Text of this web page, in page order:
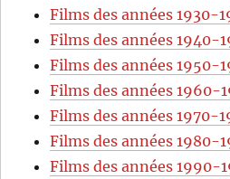
Films des années 1930-
Films des années 1940-
Films des années 1950-
Films des années 1960-
Films des années 1970-
Films des années 1980-
Films des années 1990-